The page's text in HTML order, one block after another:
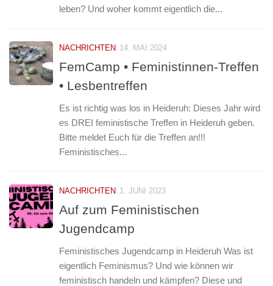
leben? Und woher kommt eigentlich die...
NACHRICHTEN 14. MAI 2024
FemCamp • Feministinnen-Treffen
• Lesbentreffen
Es ist richtig was los in Heideruh: Dieses Jahr wird
es DREI feministische Treffen in Heideruh geben.
Bitte meldet Euch für die Treffen an!!!
Feministisches...
NACHRICHTEN 1. JUNI 2023
Auf zum Feministischen
Jugendcamp
Feministisches Jugendcamp in Heideruh Was ist
eigentlich Feminismus? Und wie können wir
feministisch handeln und kämpfen? Diese und